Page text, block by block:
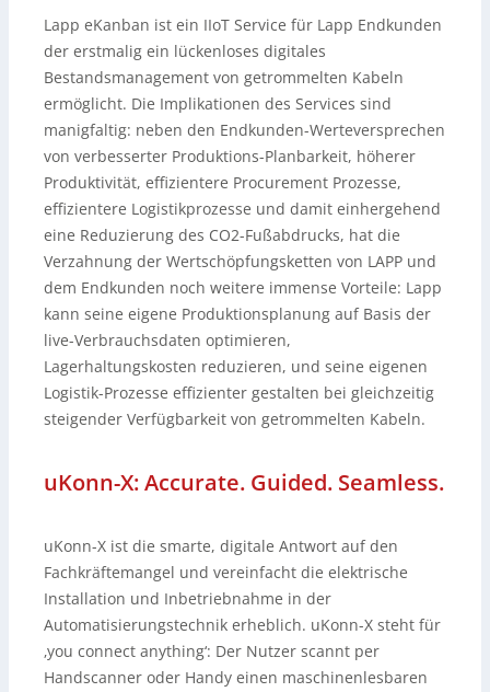
Lapp eKanban ist ein IIoT Service für Lapp Endkunden
der erstmalig ein lückenloses digitales
Bestandsmanagement von getrommelten Kabeln
ermöglicht. Die Implikationen des Services sind
manigfaltig: neben den Endkunden-Werteversprechen
von verbesserter Produktions-Planbarkeit, höherer
Produktivität, effizientere Procurement Prozesse,
effizientere Logistikprozesse und damit einhergehend
eine Reduzierung des CO2-Fußabdrucks, hat die
Verzahnung der Wertschöpfungsketten von LAPP und
dem Endkunden noch weitere immense Vorteile: Lapp
kann seine eigene Produktionsplanung auf Basis der
live-Verbrauchsdaten optimieren,
Lagerhaltungskosten reduzieren, und seine eigenen
Logistik-Prozesse effizienter gestalten bei gleichzeitig
steigender Verfügbarkeit von getrommelten Kabeln.
uKonn-X: Accurate. Guided. Seamless.
uKonn-X ist die smarte, digitale Antwort auf den
Fachkräftemangel und vereinfacht die elektrische
Installation und Inbetriebnahme in der
Automatisierungstechnik erheblich. uKonn-X steht für
‚you connect anything‘: Der Nutzer scannt per
Handscanner oder Handy einen maschinenlesbaren